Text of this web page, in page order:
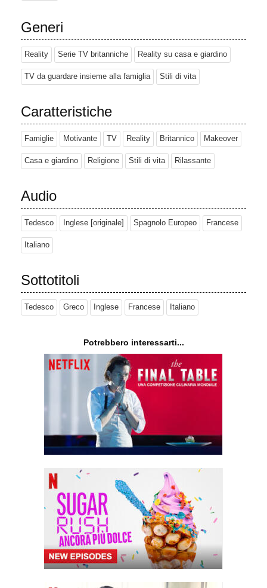
Generi
Reality Serie TV britanniche Reality su casa e giardino
TV da guardare insieme alla famiglia Stili di vita
Caratteristiche
Famiglie Motivante TV Reality Britannico Makeover
Casa e giardino Religione Stili di vita Rilassante
Audio
Tedesco Inglese [originale] Spagnolo Europeo Francese
Italiano
Sottotitoli
Tedesco Greco Inglese Francese Italiano
Potrebbero interessarti...